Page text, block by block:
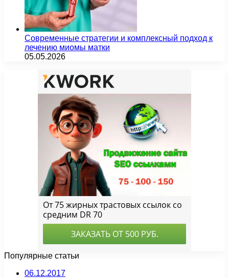
Современные стратегии и комплексный подход к
лечению миомы матки
05.05.2026
Популярные статьи
06.12.2017